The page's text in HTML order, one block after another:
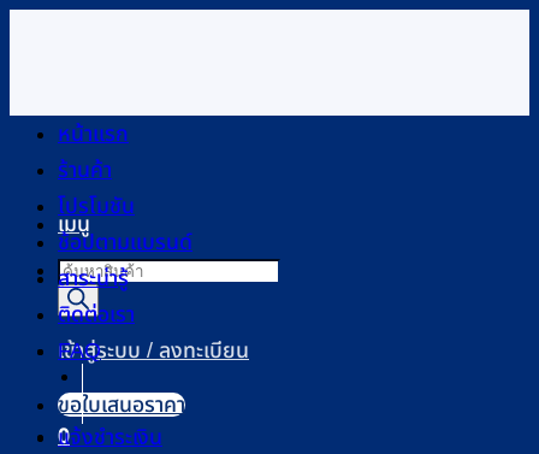
เนื้อหา
เมนู
Products
search
เข้าสู่ระบบ / ลงทะเบียน
0
หน้าแรก
ร้านค้า
โปรโมชัน
ช้อปตามแบรนด์
สาระน่ารู้
ติดต่อเรา
FAQ
ขอใบเสนอราคา
แจ้งชำระเงิน